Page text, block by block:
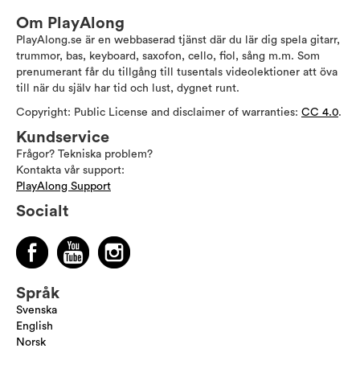
Om PlayAlong
PlayAlong.se är en webbaserad tjänst där du lär dig spela gitarr,
trummor, bas, keyboard, saxofon, cello, fiol, sång m.m. Som
prenumerant får du tillgång till tusentals videolektioner att öva
till när du själv har tid och lust, dygnet runt.
Copyright: Public License and disclaimer of warranties: CC 4.0.
Kundservice
Frågor? Tekniska problem?
Kontakta vår support:
PlayAlong Support
Socialt
Språk
Svenska
English
Norsk